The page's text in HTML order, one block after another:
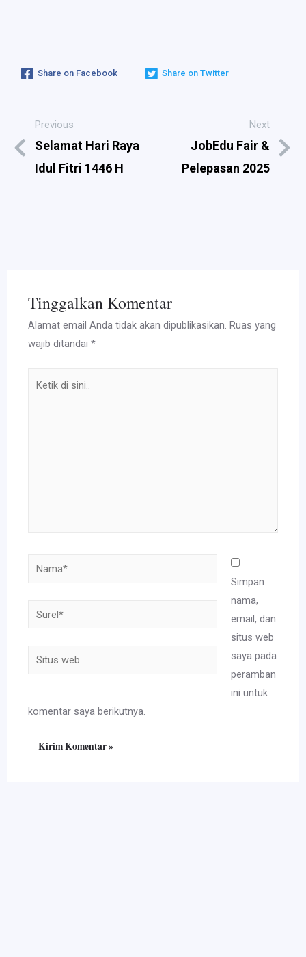
Share on Facebook Share on Twitter
Previous
Selamat Hari Raya
Idul Fitri 1446 H
Next
JobEdu Fair &
Pelepasan 2025
Tinggalkan Komentar
Alamat email Anda tidak akan dipublikasikan. Ruas yang
wajib ditandai*
Nama*
Surel*
Situs
Simpan
nama,
email, dan
situs web
saya pada
peramban
ini untuk
komentar saya berikutnya.